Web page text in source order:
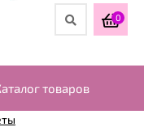
0
товаров